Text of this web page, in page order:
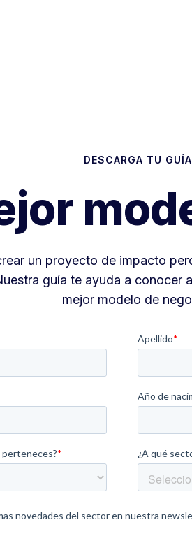
DESCARGA TU GUÍA
un proyecto de impacto
guía te ayuda a conocer
mejor modelo de